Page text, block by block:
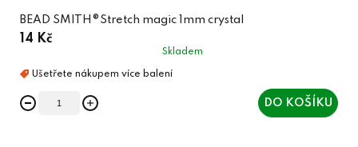
BEAD SMITH®Stretch magic 1mm crystal
14 Kč
Skladem
DO KOŠÍKU